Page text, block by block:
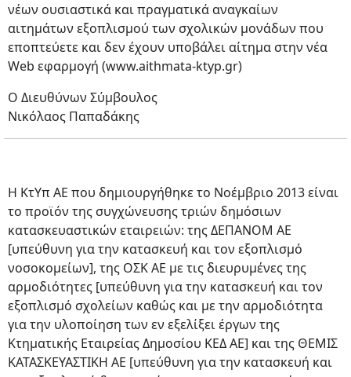
νέων ουσιαστικά και πραγματικά αναγκαίων
αιτημάτων εξοπλισμού των σχολικών μονάδων που
εποπτεύετε και δεν έχουν υποβάλει αίτημα στην νέα
Web εφαρμογή (www.aithmata-ktyp.gr)
Ο Διευθύνων Σύμβουλος
Νικόλαος Παπαδάκης
Η ΚτΥπ ΑΕ που δημιουργήθηκε το Νοέμβριο 2013 είναι
το προϊόν της συγχώνευσης τριών δημόσιων
κατασκευαστικών εταιρειών: της ΔΕΠΑΝΟΜ ΑΕ
[υπεύθυνη για την κατασκευή και τον εξοπλισμό
νοσοκομείων], της ΟΣΚ ΑΕ με τις διευρυμένες της
αρμοδιότητες [υπεύθυνη για την κατασκευή και τον
εξοπλισμό σχολείων καθώς και με την αρμοδιότητα
για την υλοποίηση των εν εξελίξει έργων της
Κτηματικής Εταιρείας Δημοσίου ΚΕΔ ΑΕ] και της ΘΕΜΙΣ
ΚΑΤΑΣΚΕΥΑΣΤΙΚΗ ΑΕ [υπεύθυνη για την κατασκευή και